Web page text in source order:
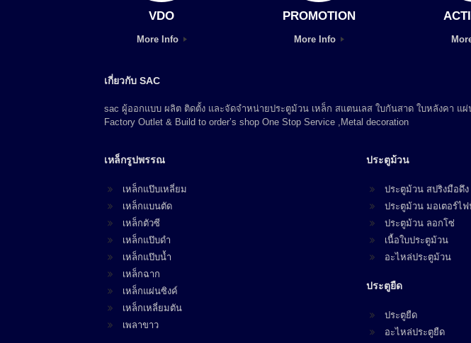
VDO
More Info
PROMOTION
More Info
เกี่ยวกับ SAC
sac ผู้ออกแบบ ผลิต ติดตั้ง และจัดจำหน่ายประตูม้วน เหล็ก สแตนเลส ใบกันสาด ใบหลังคา แ
Factory Outlet & Build to order’s shop One Stop Service ,Metal decoration
เหล็กรูปพรรณ
เหล็กแป๊บเหลี่ยม
เหล็กแบนตัด
เหล็กตัวซี
เหล็กแป๊บดำ
เหล็กแป๊บน้ำ
เหล็กฉาก
เหล็กแผ่นซิงค์
เหล็กเหลี่ยมตัน
เพลาขาว
ประตูม้วน
ประตูม้วน สปริงมือดึง
ประตูม้วน มอเตอร์ไฟ
ประตูม้วน ลอกโซ่
เนื้อใบประตูม้วน
อะไหล่ประตูม้วน
ประตูยืด
ประตูยืด
อะไหล่ประตูยืด